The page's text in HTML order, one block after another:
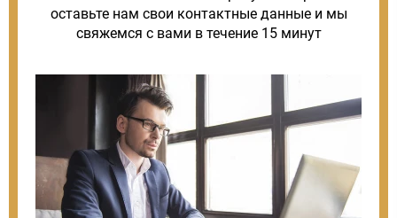
оставьте нам свои контактные данные и мы
свяжемся с вами в течение 15 минут